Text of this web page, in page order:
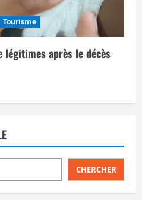
Tourisme
légitimes après le décès
CHERCHER